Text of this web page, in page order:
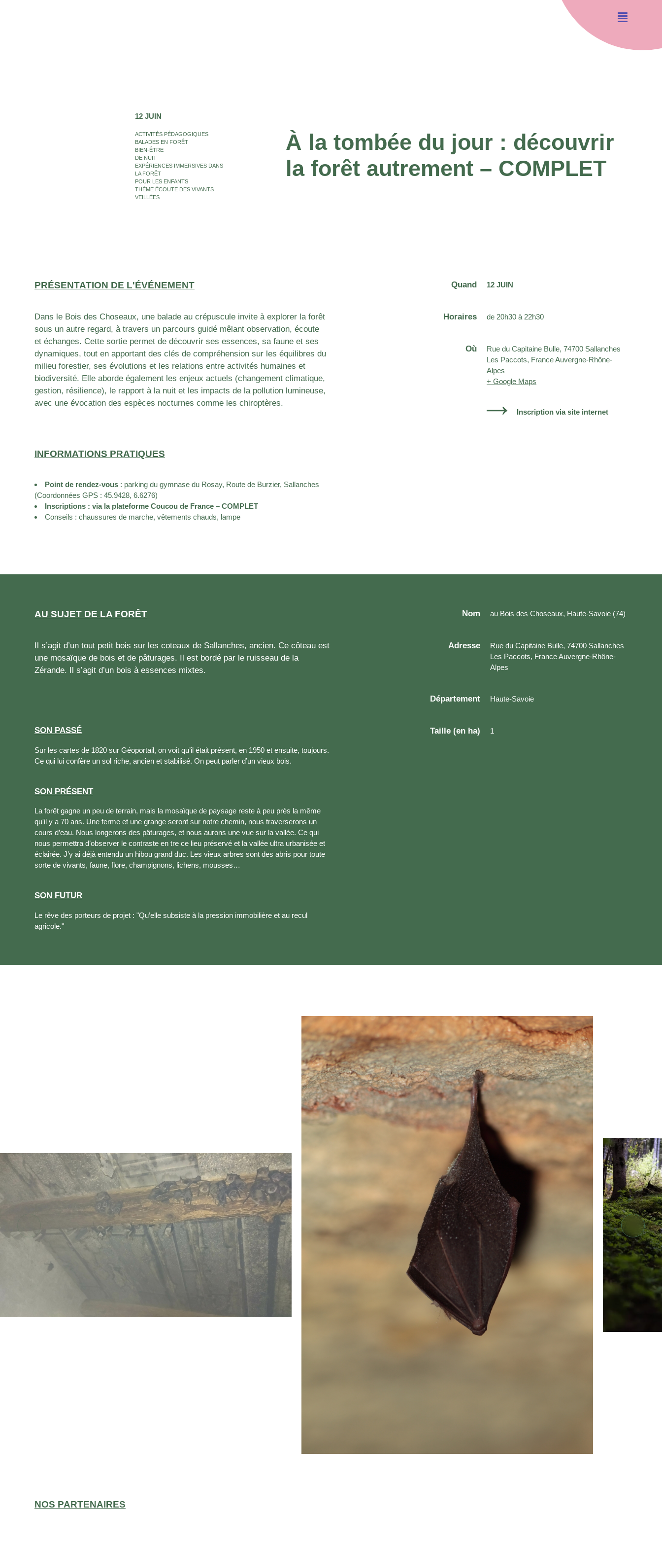
12 JUIN
ACTIVITÉS PÉDAGOGIQUES
BALADES EN FORÊT
BIEN-ÊTRE
DE NUIT
EXPÉRIENCES IMMERSIVES DANS
LA FORÊT
POUR LES ENFANTS
THÈME ÉCOUTE DES VIVANTS
VEILLÉES
À la tombée du jour : découvrir
la forêt autrement – COMPLET
PRÉSENTATION DE L'ÉVÉNEMENT
Dans le Bois des Choseaux, une balade au crépuscule invite à explorer la forêt
sous un autre regard, à travers un parcours guidé mêlant observation, écoute
et échanges. Cette sortie permet de découvrir ses essences, sa faune et ses
dynamiques, tout en apportant des clés de compréhension sur les équilibres du
milieu forestier, ses évolutions et les relations entre activités humaines et
biodiversité. Elle aborde également les enjeux actuels (changement climatique,
gestion, résilience), le rapport à la nuit et les impacts de la pollution lumineuse,
avec une évocation des espèces nocturnes comme les chiroptères.
INFORMATIONS PRATIQUES
Point de rendez-vous : parking du gymnase du Rosay, Route de Burzier, Sallanches
(Coordonnées GPS : 45.9428, 6.6276)
Inscriptions : via la plateforme Coucou de France – COMPLET
Conseils : chaussures de marche, vêtements chauds, lampe
Quand 12 JUIN
Horaires de 20h30 à 22h30
Où
Rue du Capitaine Bulle, 74700 Sallanches
Les Paccots, France Auvergne-Rhône-
Alpes
+ Google Maps
Inscription via site internet
AU SUJET DE LA FORÊT
Il s’agit d’un tout petit bois sur les coteaux de Sallanches, ancien. Ce côteau est
une mosaïque de bois et de pâturages. Il est bordé par le ruisseau de la
Zérande. Il s’agit d’un bois à essences mixtes.
SON PASSÉ
Sur les cartes de 1820 sur Géoportail, on voit qu’il était présent, en 1950 et ensuite, toujours.
Ce qui lui confère un sol riche, ancien et stabilisé. On peut parler d’un vieux bois.
SON PRÉSENT
La forêt gagne un peu de terrain, mais la mosaïque de paysage reste à peu près la même
qu'il y a 70 ans. Une ferme et une grange seront sur notre chemin, nous traverserons un
cours d’eau. Nous longerons des pâturages, et nous aurons une vue sur la vallée. Ce qui
nous permettra d’observer le contraste en tre ce lieu préservé et la vallée ultra urbanisée et
éclairée. J’y ai déjà entendu un hibou grand duc. Les vieux arbres sont des abris pour toute
sorte de vivants, faune, flore, champignons, lichens, mousses…
SON FUTUR
Le rêve des porteurs de projet : "Qu’elle subsiste à la pression immobilière et au recul
agricole."
Nom au Bois des Choseaux, Haute-Savoie (74)
Adresse
Rue du Capitaine Bulle, 74700 Sallanches
Les Paccots, France Auvergne-Rhône-
Alpes
Département Haute-Savoie
Taille (en ha) 1
NOS PARTENAIRES